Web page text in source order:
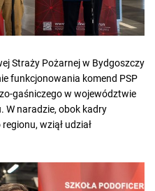
m
e
Straży Pożarnej w Bydgoszczy
funkcjonowania komend PSP
gaśniczego w województwie
W naradzie, obok kadry
wziął udział